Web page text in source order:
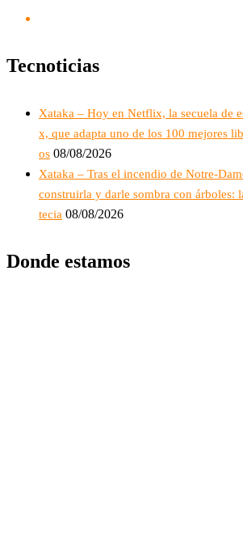
Tecnoticias
Xataka – Hoy en Netflix, la secuela de
x, que adapta uno de los 100 mejores
os 08/08/2026
Xataka – Tras el incendio de Notre-
construirla y darle sombra con árboles:
tecia 08/08/2026
Donde estamos